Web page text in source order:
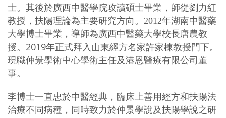
士。其後於廣西中醫學院攻讀碩士畢業，師從劉力紅
教授，扶陽理論為主要研究方向。2012年湖南中醫藥
大學博士畢業，導師為廣西中醫藥大學校長唐農教
授。 2019年正式拜入山東經方名家許家棟教授門下。
現職仲景學術中心學術主任及港恩醫療有限公司董
事。
李博士一直忠於中醫經典，臨床上善用經方和扶陽法
治療不同病種，同時致力於仲景學說及扶陽學說之研